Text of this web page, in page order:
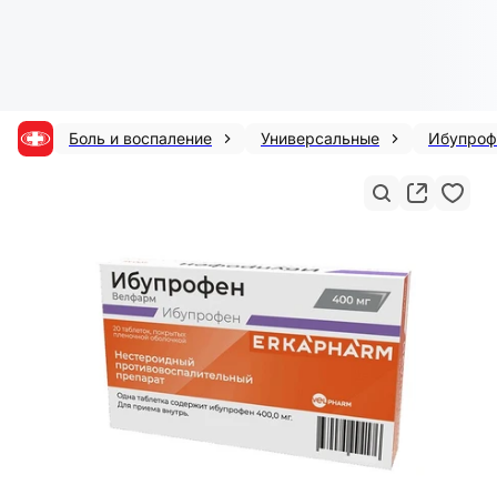
Боль и воспаление Универсальные